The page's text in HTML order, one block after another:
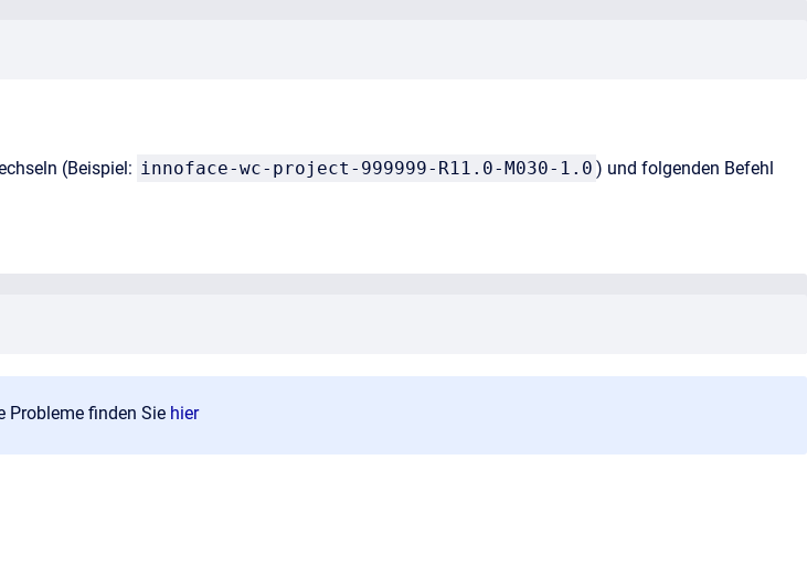
(Beispiel: innoface-wc-project-999999-R11.0-M030-1.0 ) und folgenden Befehl
Probleme finden Sie hier